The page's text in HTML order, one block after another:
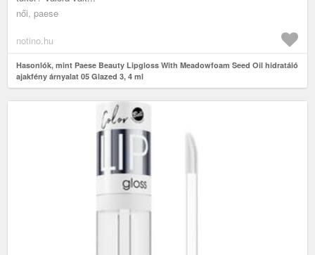
női, paese
notino.hu
Hasonlók, mint Paese Beauty Lipgloss With Meadowfoam Seed Oil hidratáló
ajakfény árnyalat 05 Glazed 3, 4 ml